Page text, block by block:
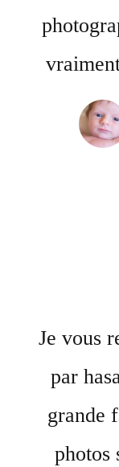
Je vous
par
grande
photos